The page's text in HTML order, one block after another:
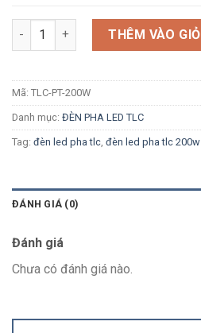
Số lượng THÊM VÀO GIỎ
Mã: TLC-PT-200W
Danh mục: ĐÈN PHA LED TLC
Tag: đèn led pha tlc đèn led pha tlc 200w
ĐÁNH GIÁ (0)
Đánh giá
Chưa có đánh giá nào.